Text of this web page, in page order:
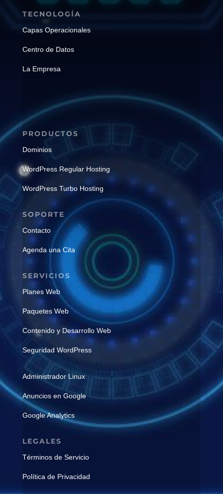
TECNOLOGÍA
Capas Operacionales
Centro de Datos
La Empresa
PRODUCTOS
Dominios
WordPress Regular Hosting
WordPress Turbo Hosting
SOPORTE
Contacto
Agenda una Cita
SERVICIOS
Planes Web
Paquetes Web
Contenido y Desarrollo Web
Seguridad WordPress
Administrador Linux
Anuncios en Google
Google Analytics
LEGALES
Términos de Servicio
Política de Privacidad